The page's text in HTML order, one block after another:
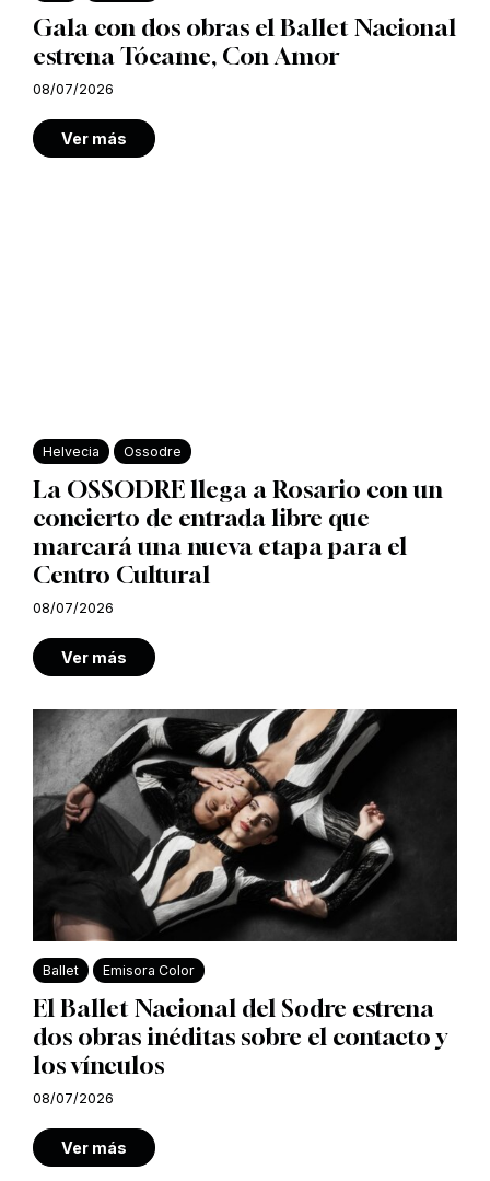
Gala con dos obras el Ballet Nacional
estrena Tócame, Con Amor
08/07/2026
Ver más
Helvecia Ossodre
La OSSODRE llega a Rosario con un
concierto de entrada libre que
marcará una nueva etapa para el
Centro Cultural
08/07/2026
Ver más
Ballet Emisora Color
El Ballet Nacional del Sodre estrena
dos obras inéditas sobre el contacto y
los vínculos
08/07/2026
Ver más